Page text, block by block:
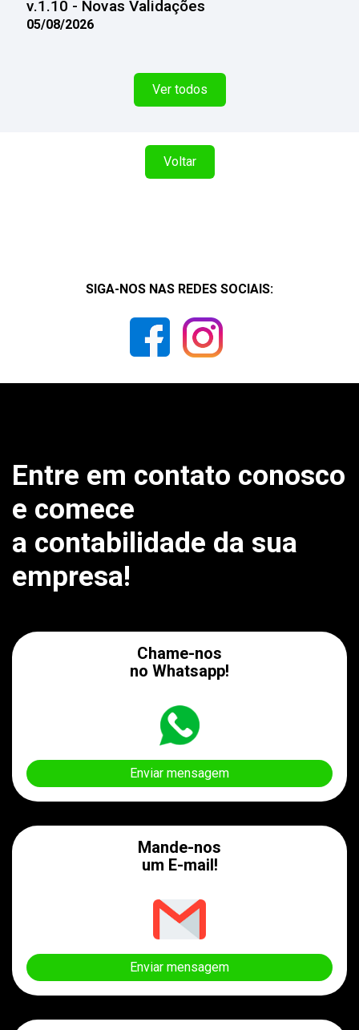
v.1.10 - Novas Validações
05/08/2026
Ver todos
Voltar
SIGA-NOS NAS REDES SOCIAIS:
Entre em contato conosco
e comece
a contabilidade da sua
empresa!
Chame-nos
no Whatsapp!
Enviar mensagem
Mande-nos
um E-mail!
Enviar mensagem